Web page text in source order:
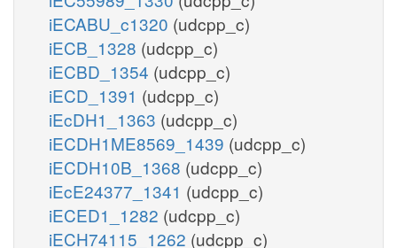
iECABU_c1320 (udcpp_c)
iECB_1328 (udcpp_c)
iECBD_1354 (udcpp_c)
iECD_1391 (udcpp_c)
iEcDH1_1363 (udcpp_c)
iECDH1ME8569_1439 (udcpp_c)
iECDH10B_1368 (udcpp_c)
iEcE24377_1341 (udcpp_c)
iECED1_1282 (udcpp_c)
iECH74115_1262 (udcpp_c)